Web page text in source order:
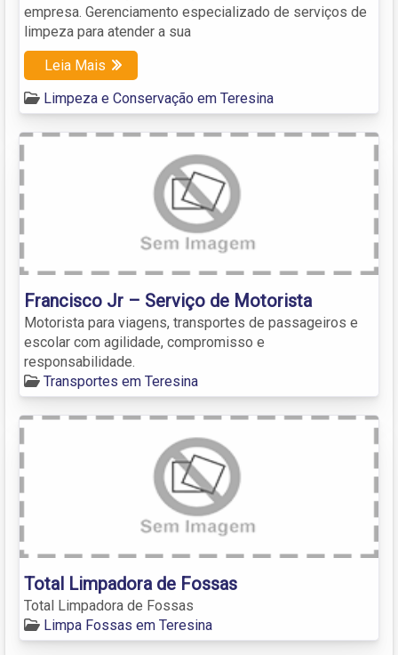
empresa. Gerenciamento especializado de serviços de
limpeza para atender a sua
Leia Mais
Limpeza e Conservação em Teresina
Francisco Jr – Serviço de Motorista
Motorista para viagens, transportes de passageiros e
escolar com agilidade, compromisso e
responsabilidade.
Transportes em Teresina
Total Limpadora de Fossas
Total Limpadora de Fossas
Limpa Fossas em Teresina